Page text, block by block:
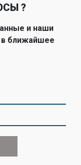
?
и наши
ближайшее